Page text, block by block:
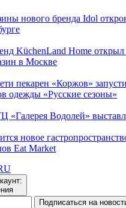
нового бренда Idol
KüchenLand Home
в Москве
пекарен «Коржов»
одежды «Русские сезоны»
«Галерея Водолей»
новое
Eat Market
Подписаться на